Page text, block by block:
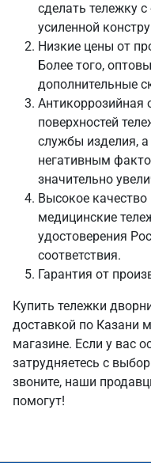
сделать тележку
усиленной
Низкие цены от
Более того,
дополнительные
Антикоррозийная
поверхностей
службы изделия,
негативным
значительно
Высокое
медицинские
удостоверения
соответствия.
Гарантия от
Купить тележки
доставкой по Казани
магазине. Если у вас
затрудняетесь с
звоните, наши
помогут!